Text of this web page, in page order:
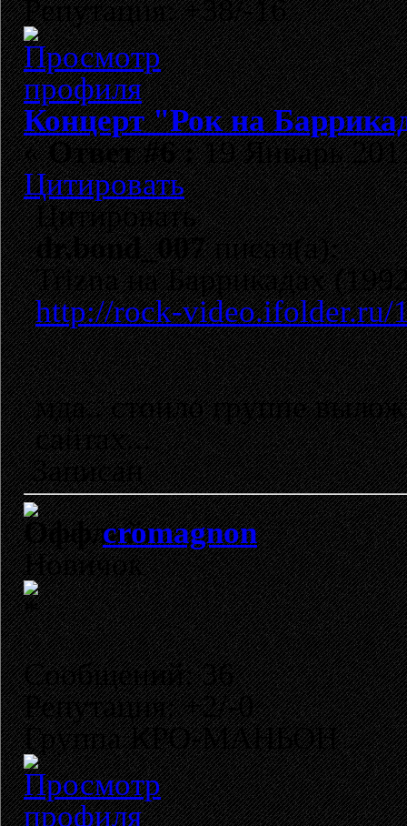
Репутация: +38/-16
Концерт "Рок на
«Ответ #6 :19 Январь
Цитировать
Цитировать
dr.bond_007писал(а):
Trizna на Баррикадах
http://rock-video.ifolder.ru/
мда.. стоило группе
сайтах...
Записан
cromagnon
Новичок
Сообщений: 36
Репутация: +2/-0
Группа КРО-МАНЬОН